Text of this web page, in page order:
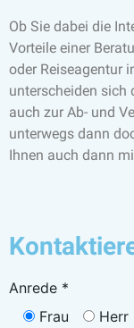
Ob Sie dabei die
Vorteile einer
oder Reiseagentur
unterscheiden sich
auch zur Ab- und
unterwegs dann
Ihnen auch dann
Anrede *
Frau
Herr